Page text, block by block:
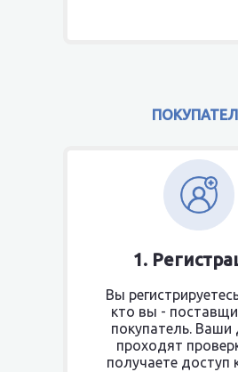
1.
Вы
кто вы -
покупатель. Ваши
проходят
получаете доступ